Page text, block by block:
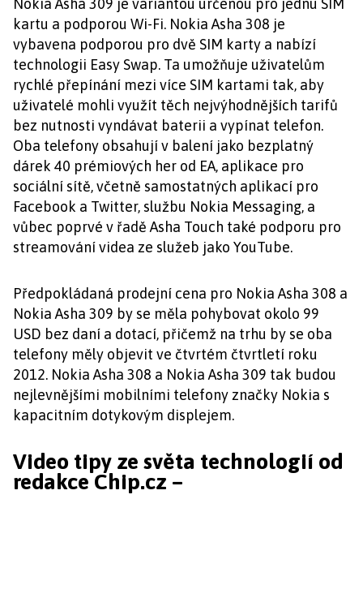
Nokia Asha 309 je variantou určenou pro jednu SIM
kartu a podporou Wi-Fi. Nokia Asha 308 je
vybavena podporou pro dvě SIM karty a nabízí
technologii Easy Swap. Ta umožňuje uživatelům
rychlé přepínání mezi více SIM kartami tak, aby
uživatelé mohli využít těch nejvýhodnějších tarifů
bez nutnosti vyndávat baterii a vypínat telefon.
Oba telefony obsahují v balení jako bezplatný
dárek 40 prémiových her od EA, aplikace pro
sociální sítě, včetně samostatných aplikací pro
Facebook a Twitter, službu Nokia Messaging, a
vůbec poprvé v řadě Asha Touch také podporu pro
streamování videa ze služeb jako YouTube.
Předpokládaná prodejní cena pro Nokia Asha 308 a
Nokia Asha 309 by se měla pohybovat okolo 99
USD bez daní a dotací, přičemž na trhu by se oba
telefony měly objevit ve čtvrtém čtvrtletí roku
2012. Nokia Asha 308 a Nokia Asha 309 tak budou
nejlevnějšími mobilními telefony značky Nokia s
kapacitním dotykovým displejem.
Video tipy ze světa technologií od
redakce Chip.cz –